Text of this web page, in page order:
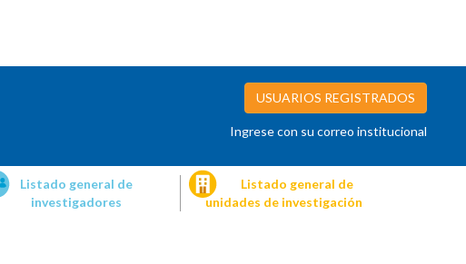
USUARIOS REGISTRADOS
Ingrese con su correo institucional
Listado general de
investigadores
Listado general de
unidades de investigación